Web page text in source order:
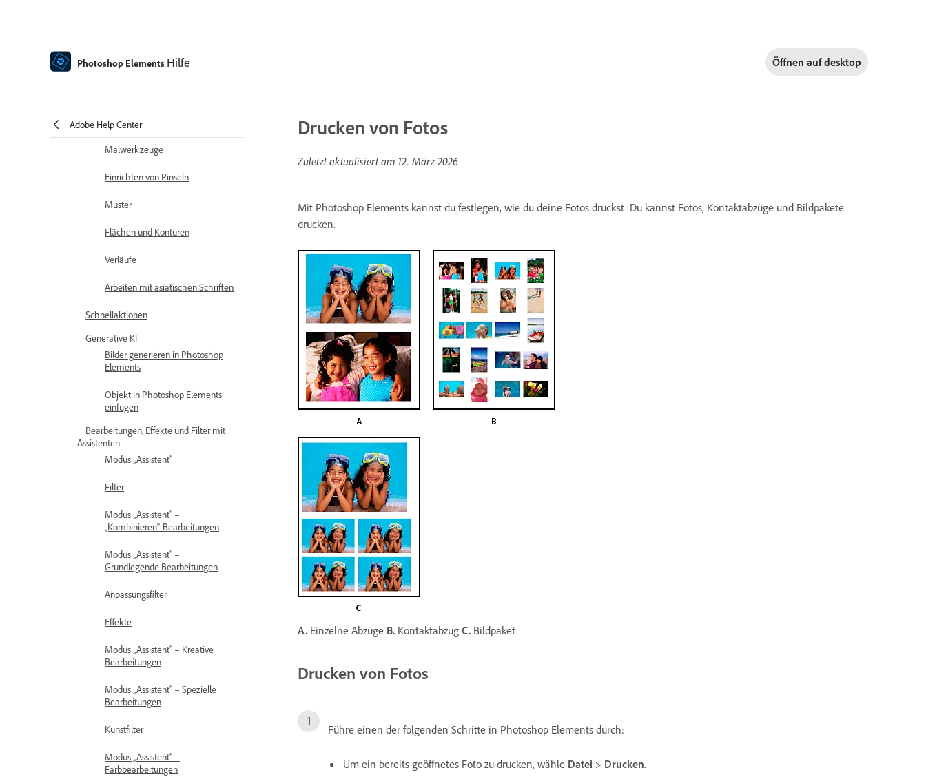
Photoshop Elements Hilfe Öffnen aufdesktop
Adobe Help Center
Erstellen von Formen
Malen – Übersicht
Malwerkzeuge
Einrichten von Pinseln
Muster
Flächen und Konturen
Verläufe
Arbeiten mit asiatischen Schriften
Schnellaktionen
Generative KI
Bilder generieren in Photoshop
Elements
Objekt in Photoshop Elements
einfügen
Bearbeitungen, Effekte und Filter mit
Assistenten
Modus „Assistent“
Filter
Modus „Assistent“ –
„Kombinieren“-Bearbeitungen
Modus „Assistent“ –
Grundlegende Bearbeitungen
Anpassungsfilter
Effekte
Modus „Assistent“ – Kreative
Bearbeitungen
Modus „Assistent“ – Spezielle
Bearbeitungen
Kunstfilter
Modus „Assistent“ –
Farbbearbeitungen
Drucken von Fotos
Zuletzt aktualisiert am 12. März 2026
Mit Photoshop Elements kannst du festlegen, wie du deine Fotos druckst. Du kannst Fotos, Kontaktabzüge und Bildpakete
drucken.
A. Einzelne Abzüge B. Kontaktabzug C. Bildpaket
Drucken von Fotos
Führe einen der folgenden Schritte in Photoshop Elements durch:
Um ein bereits geöffnetes Foto zu drucken, wähle Datei > Drucken.